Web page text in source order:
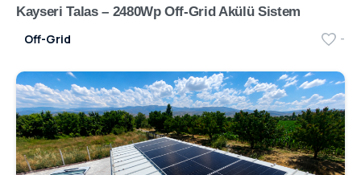
Kayseri Talas – 2480Wp Off-Grid Akülü Sistem
Off-Grid
-